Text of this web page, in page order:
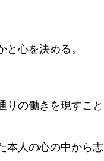
心を決める。
りの働きを現すこと
本人の心の中から志